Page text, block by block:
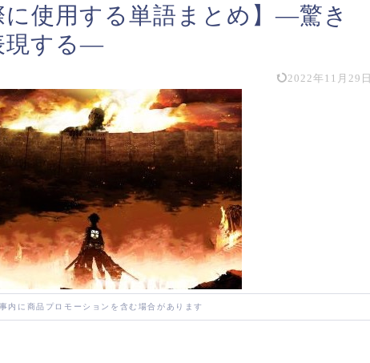
に使用する単語まとめ】―驚き
現する―
2022年11月29日
内に商品プロモーションを含む場合があります